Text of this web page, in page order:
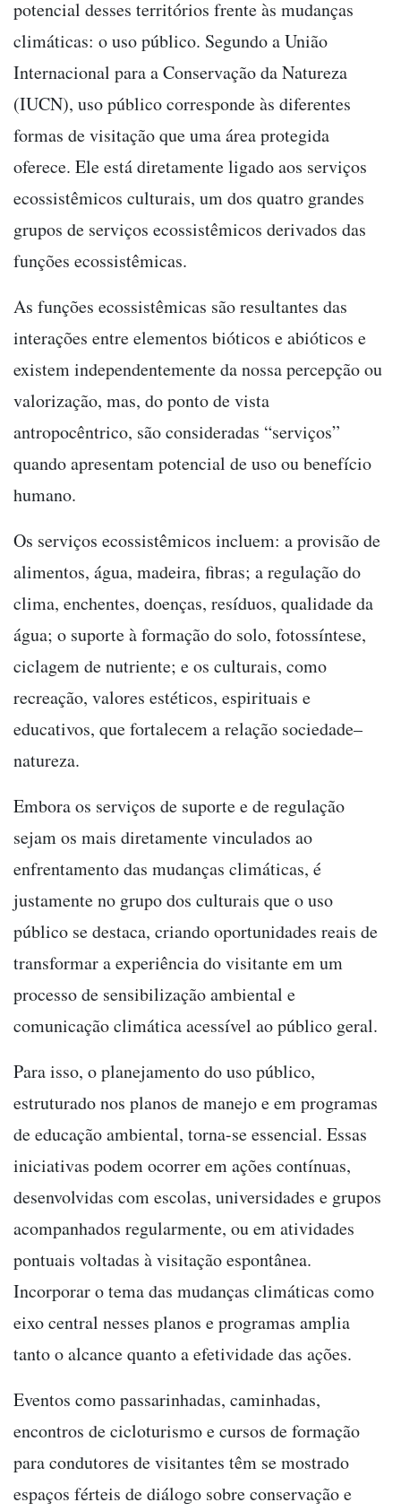
potencial desses territórios frente às mudanças
climáticas: o uso público. Segundo a União
Internacional para a Conservação da Natureza
(IUCN), uso público corresponde às diferentes
formas de visitação que uma área protegida
oferece. Ele está diretamente ligado aos serviços
ecossistêmicos culturais, um dos quatro grandes
grupos de serviços ecossistêmicos derivados das
funções ecossistêmicas.
As funções ecossistêmicas são resultantes das
interações entre elementos bióticos e abióticos e
existem independentemente da nossa percepção ou
valorização, mas, do ponto de vista
antropocêntrico, são consideradas “serviços”
quando apresentam potencial de uso ou benefício
humano.
Os serviços ecossistêmicos incluem: a provisão de
alimentos, água, madeira, fibras; a regulação do
clima, enchentes, doenças, resíduos, qualidade da
água; o suporte à formação do solo, fotossíntese,
ciclagem de nutriente; e os culturais, como
recreação, valores estéticos, espirituais e
educativos, que fortalecem a relação sociedade–
natureza.
Embora os serviços de suporte e de regulação
sejam os mais diretamente vinculados ao
enfrentamento das mudanças climáticas, é
justamente no grupo dos culturais que o uso
público se destaca, criando oportunidades reais de
transformar a experiência do visitante em um
processo de sensibilização ambiental e
comunicação climática acessível ao público geral.
Para isso, o planejamento do uso público,
estruturado nos planos de manejo e em programas
de educação ambiental, torna-se essencial. Essas
iniciativas podem ocorrer em ações contínuas,
desenvolvidas com escolas, universidades e grupos
acompanhados regularmente, ou em atividades
pontuais voltadas à visitação espontânea.
Incorporar o tema das mudanças climáticas como
eixo central nesses planos e programas amplia
tanto o alcance quanto a efetividade das ações.
Eventos como passarinhadas, caminhadas,
encontros de cicloturismo e cursos de formação
para condutores de visitantes têm se mostrado
espaços férteis de diálogo sobre conservação e